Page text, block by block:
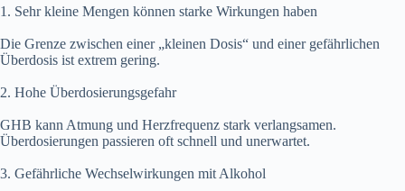
1. Sehr kleine Mengen können starke Wirkungen haben
Die Grenze zwischen einer „kleinen Dosis“ und einer gefährlichen
Überdosis ist extrem gering.
2. Hohe Überdosierungsgefahr
GHB kann Atmung und Herzfrequenz stark verlangsamen.
Überdosierungen passieren oft schnell und unerwartet.
3. Gefährliche Wechselwirkungen mit Alkohol